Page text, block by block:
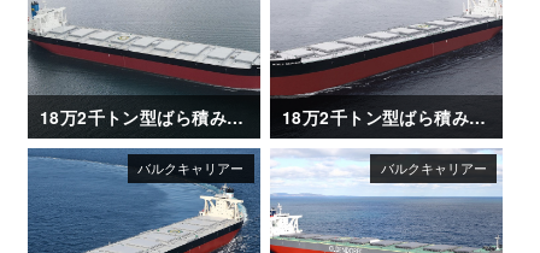
18万2千トン型ばら積み運搬船「AGIS」 18万2千トン型ばら積み運搬船「WORLD SEAFARER」